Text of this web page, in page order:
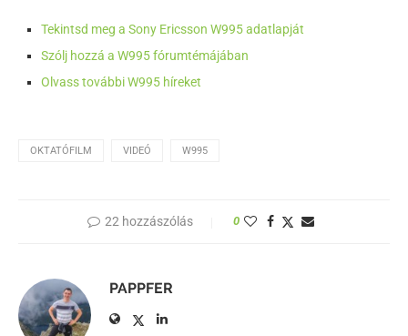
Tekintsd meg a Sony Ericsson W995 adatlapját
Szólj hozzá a W995 fórumtémájában
Olvass további W995 híreket
OKTATÓFILM VIDEÓ W995
22 hozzászólás 0
PAPPFER